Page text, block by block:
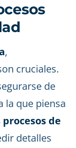
,
cruciales.
de
la que piensa
de
detalles